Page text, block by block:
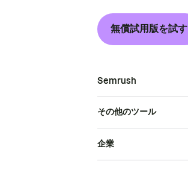
無償試用版を試す
Semrush
その他のツール
企業